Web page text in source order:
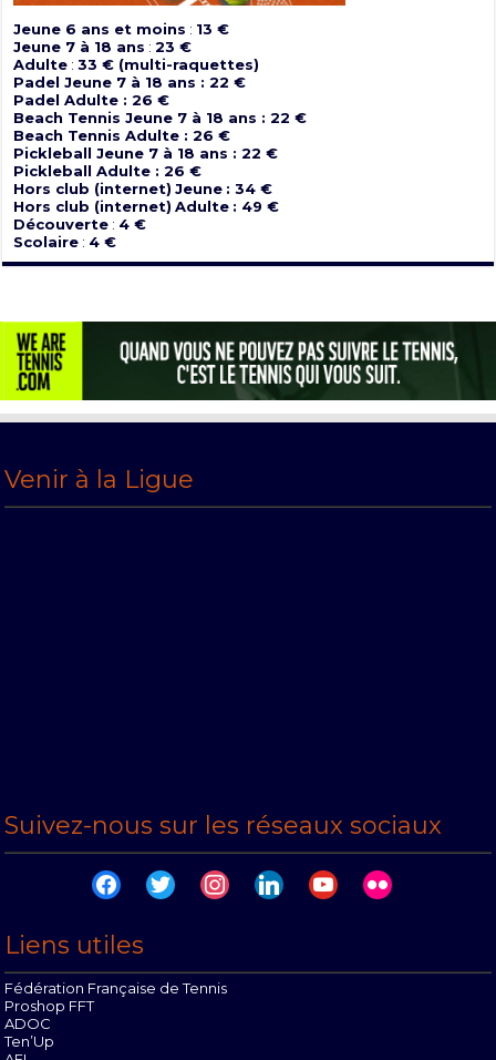
Jeune 6 ans et moins : 13 €
Jeune 7 à 18 ans :23 €
Adulte :33 € (multi-raquettes)
Padel Jeune 7 à 18 ans : 22 €
Padel Adulte : 26 €
Beach Tennis Jeune 7 à 18 ans : 22 €
Beach Tennis Adulte : 26 €
Pickleball Jeune 7 à 18 ans : 22 €
Pickleball Adulte : 26 €
Hors club (internet) Jeune : 34 €
Hors club (internet) Adulte : 49 €
Découverte : 4 €
Scolaire : 4 €
Venir à la Ligue
Suivez-nous sur les réseaux sociaux
facebooktwitter instagramlinkedinyoutubeflickr
Liens utiles
Fédération Française de Tennis
Proshop FFT
ADOC
Ten’Up